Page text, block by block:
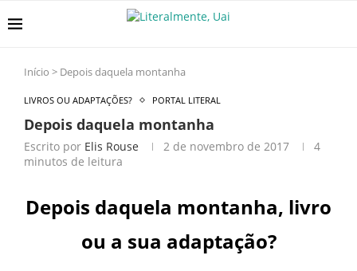
Início > Depois daquela montanha
LIVROS OU ADAPTAÇÕES? PORTAL LITERAL
Depois daquela montanha
Escrito por Elis Rouse 2 de novembro de 2017
4
minutos de leitura
Depois daquela montanha, livro
ou a sua adaptação?